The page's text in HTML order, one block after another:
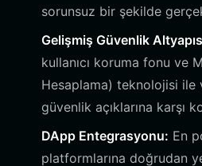
sorunsuz bir şekilde
Gelişmiş Güvenlik
kullanıcı koruma fonu ve
Hesaplama) teknolojisi ile
güvenlik açıklarına karşı
DApp Entegrasyonu: En
platformlarına doğrudan